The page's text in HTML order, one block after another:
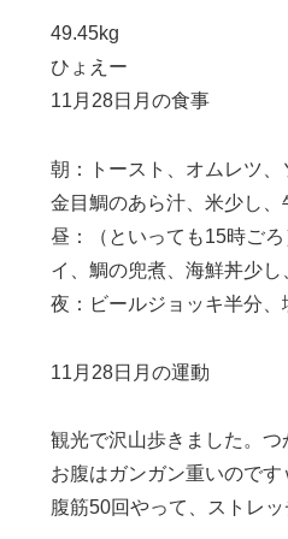
49.45kg
ひょえー
11月28日月の食事
朝：トースト、オムレツ、
金目鯛のあら汁、米少し、
昼：（といっても15時ご
イ、鯛の兜煮、海鮮丼少
夜：ビールジョッキ半分
11月28日月の運動
観光で沢山歩きました。つ
お腹はガンガン重いのです
腹筋50回やって、ストレッ